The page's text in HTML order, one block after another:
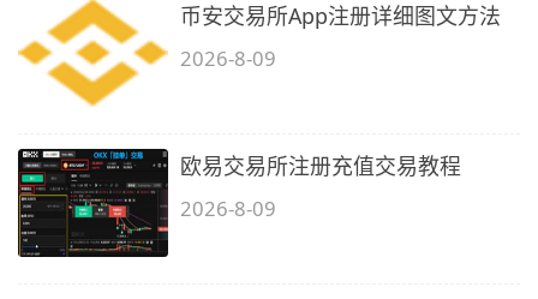
币安交易所App注册详细图文方法
2026-8-09
欧易交易所注册充值交易教程
2026-8-09